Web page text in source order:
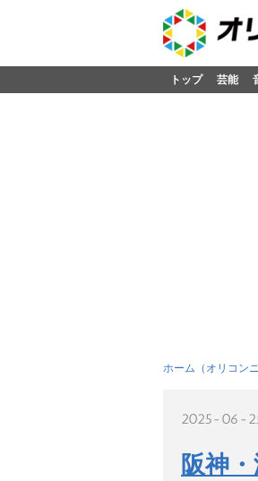
トップ 芸能
ホーム（オリコン
2025-06-
阪神